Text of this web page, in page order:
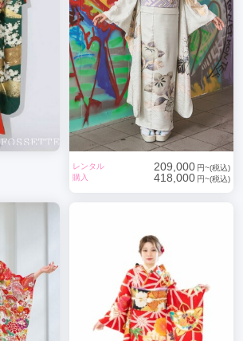
レンタル 209,000 円~(税込)
購入
418,000 円~(税込)